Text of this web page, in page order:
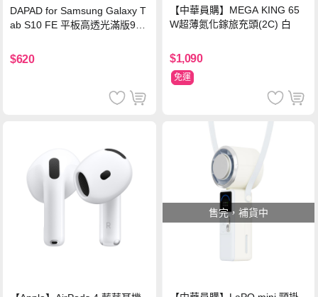
DAPAD for Samsung Galaxy T
ab S10 FE 平板高透光滿版9H
$620
【中華員購】MEGA KING 65
W超薄氮化鎵旅充頭(2C) 白
$1,090
免運
售完，補貨中